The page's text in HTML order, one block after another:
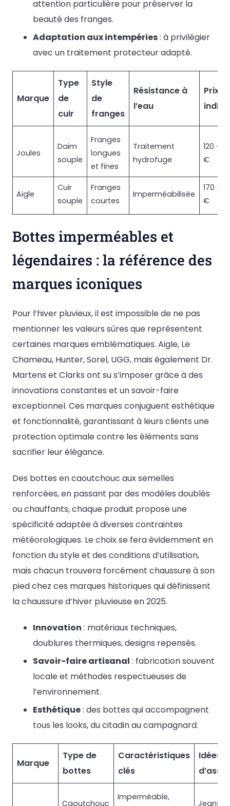
attention particulière pour préserver la
beauté des franges.
Adaptation aux intempéries: à privilégier
avec un traitement protecteur adapté.
Marque
Type
de
cuir
Style
de
franges
Résistance à
l’eau
Prix
Joules
Daim
souple
Franges
longues
et fines
Traitement
hydrofuge
120 –
€
Aigle
Cuir
souple
Franges
courtes
Imperméabilisée
170 –
€
Bottes imperméables et
légendaires : la référence des
marques iconiques
Pour l’hiver pluvieux, il est impossible de ne pas
mentionner les valeurs sûres que représentent
certaines marques emblématiques. Aigle, Le
Chameau, Hunter, Sorel, UGG, mais également Dr.
Martens et Clarks ont su s’imposer grâce à des
innovations constantes et un savoir-faire
exceptionnel. Ces marques conjuguent esthétique
et fonctionnalité, garantissant à leurs clients une
protection optimale contre les éléments sans
sacrifier leur élégance.
Des bottes en caoutchouc aux semelles
renforcées, en passant par des modèles doublés
ou chauffants, chaque produit propose une
spécificité adaptée à diverses contraintes
météorologiques. Le choix se fera évidemment en
fonction du style et des conditions d’utilisation,
mais chacun trouvera forcément chaussure à son
pied chez ces marques historiques qui définissent
la chaussure d’hiver pluvieuse en 2025.
Innovation : matériaux techniques,
doublures thermiques, designs repensés.
Savoir-faire artisanal : fabrication souvent
locale et méthodes respectueuses de
l’environnement.
Esthétique: des bottes qui accompagnent
tous les looks, du citadin au campagnard.
Marque
Type de
bottes
Caractéristiques
clés
Idées
Caoutchouc
Imperméable,
Jeans,